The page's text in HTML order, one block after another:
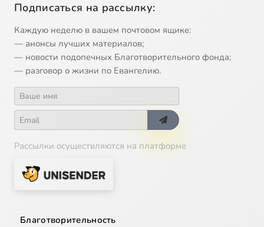
Подписаться на рассылку:
Каждую неделю в вашем почтовом ящике:
— анонсы лучших материалов;
— новости подопечных Благотворительного фонда;
— разговор о жизни по Евангелию.
Рассылки осуществляются на платформе
Благотворительность